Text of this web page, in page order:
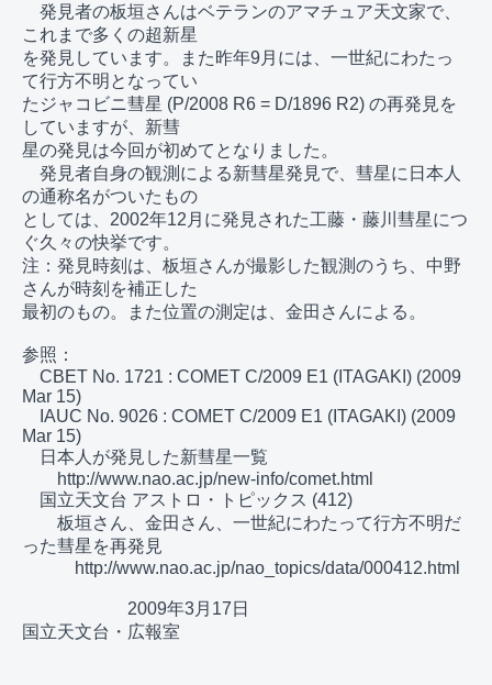
発見者の板垣さんはベテランのアマチュア天文家で、
これまで多くの超新星
を発見しています。また昨年9月には、一世紀にわたっ
て行方不明となってい
たジャコビニ彗星 (P/2008 R6 = D/1896 R2) の再発見を
していますが、新彗
星の発見は今回が初めてとなりました。
発見者自身の観測による新彗星発見で、彗星に日本人
の通称名がついたもの
としては、2002年12月に発見された工藤・藤川彗星につ
ぐ久々の快挙です。
注：発見時刻は、板垣さんが撮影した観測のうち、中野
さんが時刻を補正した
最初のもの。また位置の測定は、金田さんによる。
参照：
CBET No. 1721 : COMET C/2009 E1 (ITAGAKI) (2009
Mar 15)
IAUC No. 9026 : COMET C/2009 E1 (ITAGAKI) (2009
Mar 15)
日本人が発見した新彗星一覧
http://www.nao.ac.jp/new-info/comet.html
国立天文台 アストロ・トピックス (412)
板垣さん、金田さん、一世紀にわたって行方不明だ
った彗星を再発見
http://www.nao.ac.jp/nao_topics/data/000412.html
2009年3月17日
国立天文台・広報室